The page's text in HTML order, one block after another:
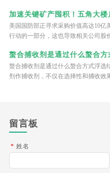
加速关键矿产囤积！五角大
美国国防部正寻求采购价值高达10
行动的一部分，这也导致相关公司股
螯合捕收剂是通过什么螯合
螯合捕收剂是通过什么螯合方式浮选
剂作捕收剂，不仅在选择性和捕收效
留言板
* 姓名